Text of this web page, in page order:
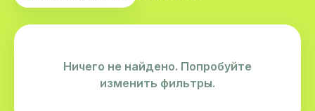
Ничего не найдено. Попробуйте
изменить фильтры.